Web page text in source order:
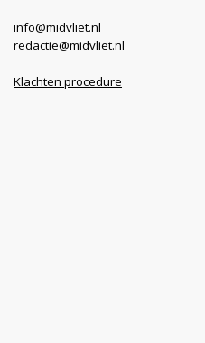
info@midvliet.nl
redactie@midvliet.nl
Klachten procedure